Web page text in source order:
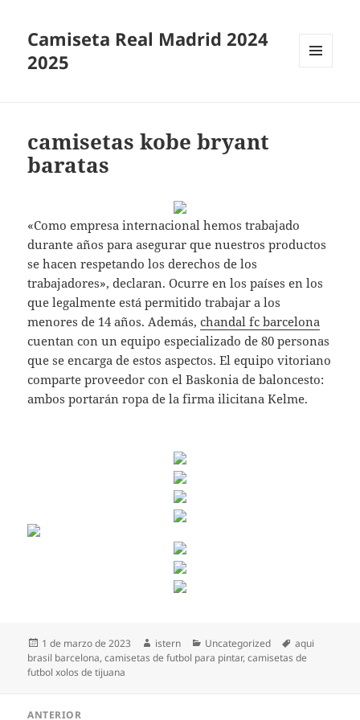
Camiseta Real Madrid 2024
2025
camisetas kobe bryant
baratas
«Como empresa internacional hemos trabajado
durante años para asegurar que nuestros productos
se hacen respetando los derechos de los
trabajadores», declaran. Ocurre en los países en los
que legalmente está permitido trabajar a los
menores de 14 años. Además,chandal fc barcelona
cuentan con un equipo especializado de 80 personas
que se encarga de estos aspectos. El equipo vitoriano
comparte proveedor con el Baskonia de baloncesto:
ambos portarán ropa de la firma ilicitana Kelme.
Publicado
el
1 de marzo de 2023 Autor
istern Categorías
Uncategorized Etiquetas
aqui
brasil barcelona,camisetas de futbol para pintar,camisetas de
futbol xolos de tijuana
ANTERIOR